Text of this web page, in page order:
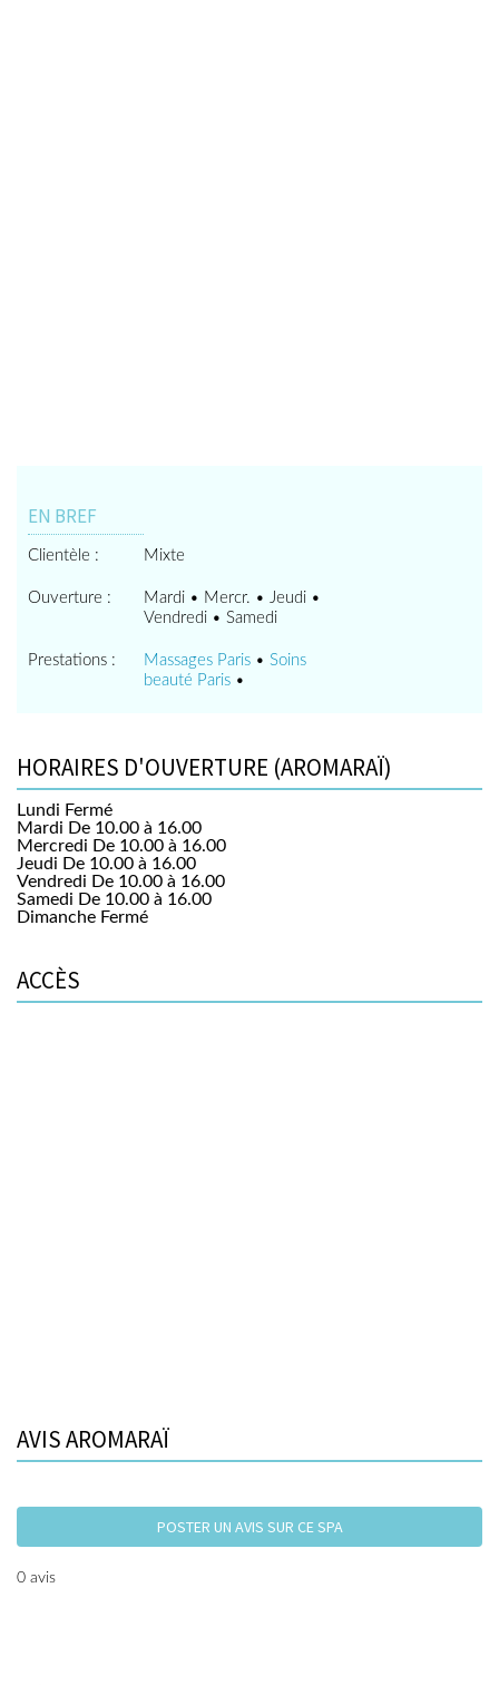
EN BREF
Clientèle : Mixte
Ouverture :
Mardi • Mercr. • Jeudi •
Vendredi • Samedi
Prestations : Massages Paris • Soins
beauté Paris •
HORAIRES D'OUVERTURE (AROMARAÏ)
Lundi Fermé
Mardi De 10.00 à 16.00
Mercredi De 10.00 à 16.00
Jeudi De 10.00 à 16.00
Vendredi De 10.00 à 16.00
Samedi De 10.00 à 16.00
Dimanche Fermé
ACCÈS
AVIS AROMARAÏ
POSTER UN AVIS SUR CE SPA
0 avis